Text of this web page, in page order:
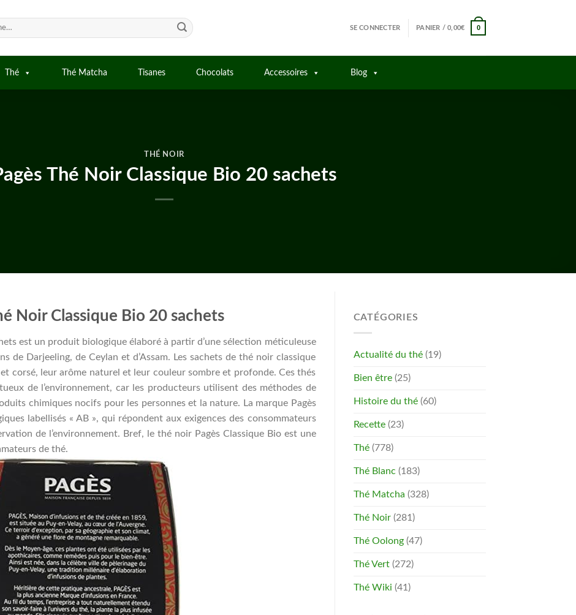
SE CONNECTER PANIER /0,00€ 0
Thé Thé Matcha Tisanes Chocolats Accessoires Blog
THÉ NOIR
Thé Noir Classique Bio 20 sachets
Noir Classique Bio 20 sachets
est un produit biologique élaboré à partir d’une sélection méticuleuse
de Darjeeling, de Ceylan et d’Assam. Les sachets de thé noir classique
corsé, leur arôme naturel et leur couleur sombre et profonde. Ces thés
de l’environnement, car les producteurs utilisent des méthodes de
chimiques nocifs pour les personnes et la nature. La marque Pagès
labellisés « AB », qui répondent aux exigences des consommateurs
de l’environnement. Bref, le thé noir Pagès Classique Bio est une
de thé.
CATÉGORIES
Actualité du thé(19)
Bien être(25)
Histoire du thé(60)
Recette(23)
Thé(778)
Thé Blanc (183)
Thé Matcha (328)
Thé Noir(281)
Thé Oolong(47)
Thé Vert(272)
Thé Wiki (41)